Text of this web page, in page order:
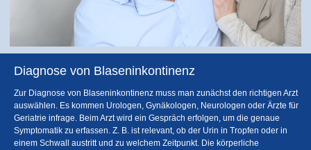
Diagnose von Blaseninkontinenz
Zur Diagnose von Blaseninkontinenz muss man zunächst den richtigen Arzt
auswählen. Es kommen Urologen, Gynäkologen, Neurologen oder Ärzte für
Geriatrie infrage. Beim Arzt wird ein Gespräch erfolgen, um die genaue
Symptomatik zu erfassen. Z. B. ist relevant, ob der Urin in Tropfen oder in
einem Schwall austritt und zu welchem Zeitpunkt. Die körperliche